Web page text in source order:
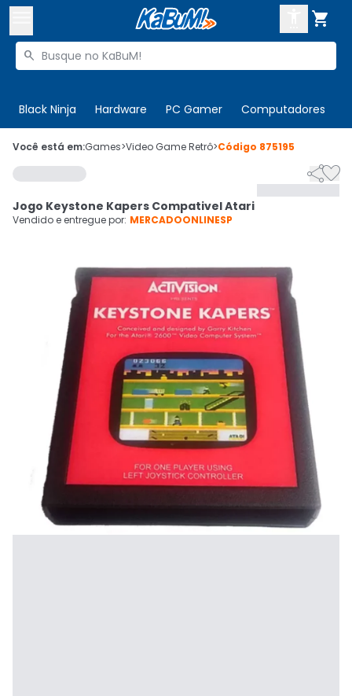

Buscar produtos

Black Ninja Hardware PC Gamer Computadores
 Olá. Acesse sua conta
 Departamentos
Cupons
Ativar tradutor em libras
CADASTRE-SE
Você está em:Games>Video Game Retrô>Código 875195

Jogo Keystone Kapers Compativel Atari
Vendido e entregue por: MERCADOONLINESP